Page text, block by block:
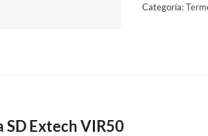
Categoría:
Extech VIR50